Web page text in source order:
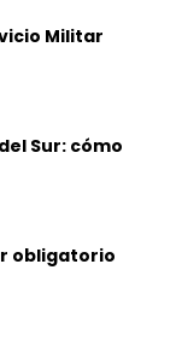
Militar
Sur: cómo
obligatorio